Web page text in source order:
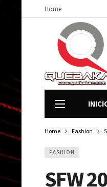
Home
Home Fashion
FASHION
SFW